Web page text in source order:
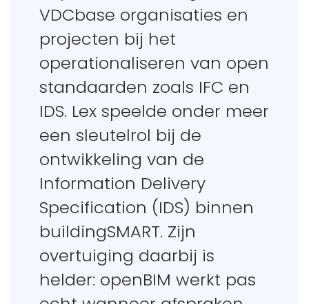
VDCbase organisaties en
projecten bij het
operationaliseren van open
standaarden zoals IFC en
IDS. Lex speelde onder meer
een sleutelrol bij de
ontwikkeling van de
Information Delivery
Specification (IDS) binnen
buildingSMART. Zijn
overtuiging daarbij is
helder: openBIM werkt pas